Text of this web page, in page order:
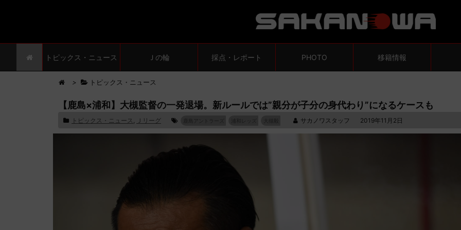
トピックス・ニュース Ｊの輪 採点・レポート PHOTO 移籍情報
> トピックス・ニュース
【鹿島×浦和】大槻監督の一発退場。新ルールでは”親分が子分の身代わり”になるケースも
トピックス・ニュース , Ｊリーグ サカノワスタッフ 2019年11月2日